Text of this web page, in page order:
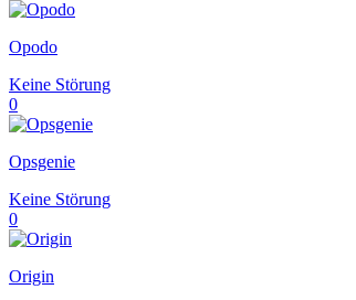
Opodo
Keine Störung
0
Opsgenie
Keine Störung
0
Origin